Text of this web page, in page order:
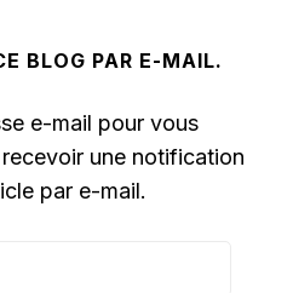
BLOG PAR E-MAIL.
e-mail pour vous
une notification
par e-mail.